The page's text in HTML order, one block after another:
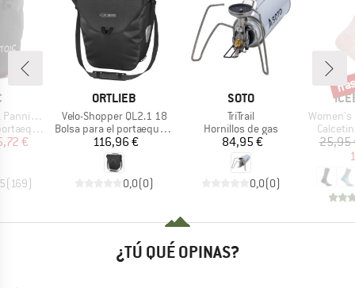
22
reducido
€
(169)
MARCA
ORTLIEB
Artículo
Velo-Shopper QL2.1 18
Product group
Bolsa para el portaequipaje
Precio
116,96 €
0,0(0)
MARCA
SOTO
Artículo
TriTrail
Product group
Hornillos de gas
Precio
84,95 €
0,0(0)
Artículo
Women's
25,95
¿TÚ QUÉ OPINAS?